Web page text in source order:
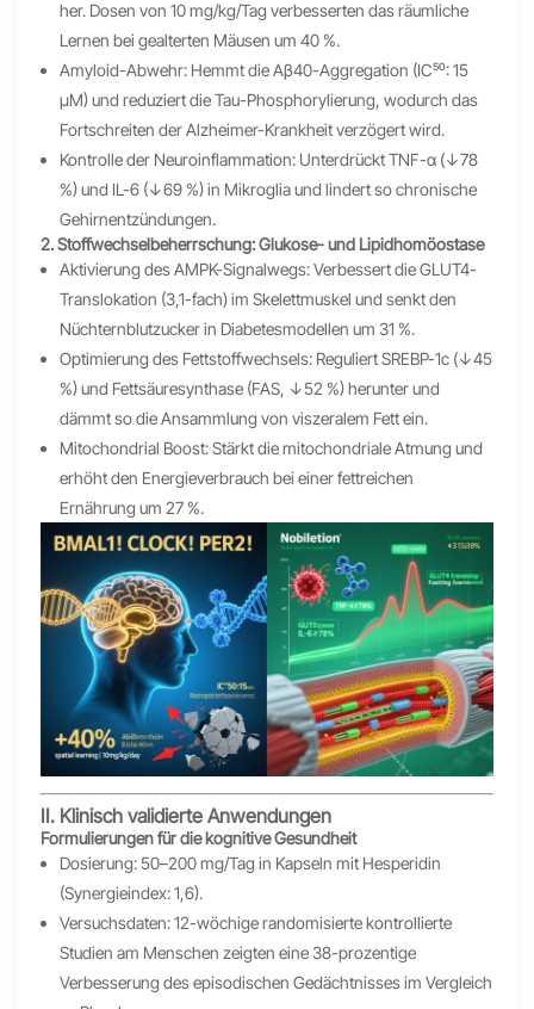
her. Dosen von 10 mg/kg/Tag verbesserten das räumliche
Lernen bei gealterten Mäusen um 40 %.
Amyloid-Abwehr: Hemmt die Aβ40-Aggregation (IC₅₀: 15
μM) und reduziert die Tau-Phosphorylierung, wodurch das
Fortschreiten der Alzheimer-Krankheit verzögert wird.
Kontrolle der Neuroinflammation: Unterdrückt TNF-α (↓78
%) und IL-6 (↓69 %) in Mikroglia und lindert so chronische
Gehirnentzündungen.
2. Stoffwechselbeherrschung: Glukose- und Lipidhomöostase
Aktivierung des AMPK-Signalwegs: Verbessert die GLUT4-
Translokation (3,1-fach) im Skelettmuskel und senkt den
Nüchternblutzucker in Diabetesmodellen um 31 %.
Optimierung des Fettstoffwechsels: Reguliert SREBP-1c (↓45
%) und Fettsäuresynthase (FAS, ↓52 %) herunter und
dämmt so die Ansammlung von viszeralem Fett ein.
Mitochondrial Boost: Stärkt die mitochondriale Atmung und
erhöht den Energieverbrauch bei einer fettreichen
Ernährung um 27 %.
II. Klinisch validierte Anwendungen
Formulierungen für die kognitive Gesundheit
Dosierung: 50–200 mg/Tag in Kapseln mit Hesperidin
(Synergieindex: 1,6).
Versuchsdaten: 12-wöchige randomisierte kontrollierte
Studien am Menschen zeigten eine 38-prozentige
Verbesserung des episodischen Gedächtnisses im Vergleich